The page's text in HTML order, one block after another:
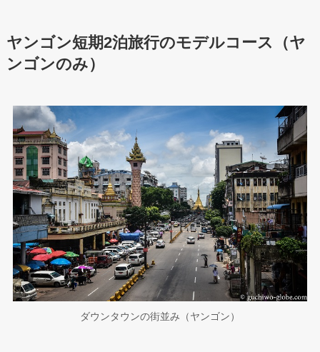
ヤンゴン短期2泊旅行のモデルコース（ヤ
ンゴンのみ）
ダウンタウンの街並み（ヤンゴン）